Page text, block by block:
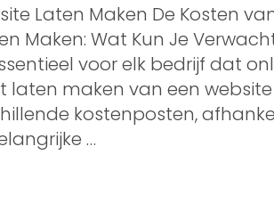
Laten Maken De Kosten
Maken: Wat Kun Je
voor elk bedrijf dat
laten maken van een
kostenposten,
…